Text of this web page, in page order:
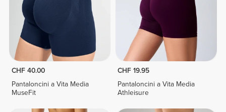
CHF 40.00
Pantaloncini a Vita Media
MuseFit
CHF 19.95
Pantaloncini a Vita Media
Athleisure